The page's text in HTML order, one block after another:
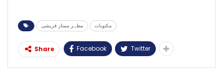
مظہر ممتاز قریشی مکتوبات
Share Facebook Twitter